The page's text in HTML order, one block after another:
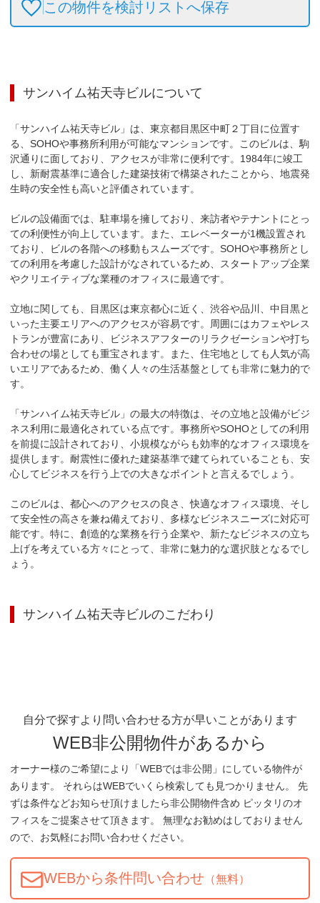
この物件を検討リストへ保存
サンハイム祐天寺ビルについて
「サンハイム祐天寺ビル」は、東京都目黒区中町２丁目に位置す
る、SOHOや事務所利用が可能なマンションです。このビルは、駒
沢通りに面しており、アクセスが非常に便利です。1984年に竣工
し、新耐震基準に適合した建築技術で構築されたことから、地震発
生時の安全性も高いと評価されています。
ビルの設備面では、駐車場を擁しており、来訪者やテナントにとっ
ての利便性が向上しています。また、エレベーターが1機設置され
ており、ビルの各階への移動もスムーズです。SOHOや事務所とし
ての利用を考慮した設計がなされているため、スタートアップ企業
やクリエイティブな業種のオフィスに最適です。
立地に関しても、目黒区は東京都心に近く、渋谷や品川、中目黒と
いった主要エリアへのアクセスが容易です。周囲にはカフェやレス
トランが豊富にあり、ビジネスアフターのリラクゼーションや打ち
合わせの場としても重宝されます。また、住宅地としても人気が高
いエリアであるため、働く人々の生活基盤としても非常に魅力的で
す。
「サンハイム祐天寺ビル」の最大の特徴は、その立地と設備がビジ
ネス利用に最適化されている点です。事務所やSOHOとしての利用
を前提に設計されており、小規模ながらも効率的なオフィス環境を
提供します。耐震性に優れた建築基準で建てられていることも、安
心してビジネスを行う上での大きなポイントと言えるでしょう。
このビルは、都心へのアクセスの良さ、快適なオフィス環境、そし
て安全性の高さを兼ね備えており、多様なビジネスニーズに対応可
能です。特に、創造的な業務を行う企業や、新たなビジネスの立ち
上げを考えている方々にとって、非常に魅力的な選択肢となるでし
ょう。
サンハイム祐天寺ビルのこだわり
自分で探すより問い合わせる方が早いことがあります
WEB非公開物件があるから
オーナー様のご希望により「WEBでは非公開」にしている物件が
あります。 それらはWEBでいくら検索しても見つかりません。 先
ずは条件などお知らせ頂けましたら非公開物件含め ピッタリのオ
フィスをご提案させて頂きます。 無理なお勧めはしておりません
ので、お気軽にお問い合わせください。
WEBから条件問い合わせ （無料）